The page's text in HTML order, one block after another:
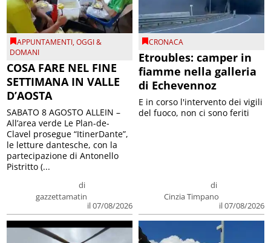
APPUNTAMENTI,OGGI &
DOMANI
COSA FARE NEL FINE
SETTIMANA IN VALLE
D’AOSTA
di
gazzettamatin
il 07/08/2026
SABATO 8 AGOSTO ALLEIN –
All’area verde Le Plan-de-
Clavel prosegue “ItinerDante”,
le letture dantesche, con la
partecipazione di Antonello
Pistritto (...
CRONACA
Etroubles: camper in
fiamme nella galleria
di Echevennoz
di
Cinzia Timpano
il 07/08/2026
E in corso l'intervento dei vigili
del fuoco, non ci sono feriti